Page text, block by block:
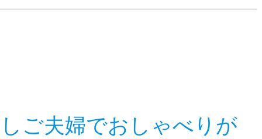
ご夫婦でおしゃべりが